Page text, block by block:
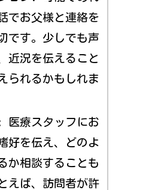
でお父様と連絡を
です。少しでも声
近況を伝えること
られるかもしれま
医療スタッフにお
好を伝え、どのよ
か相談することも
えば、訪問者が許